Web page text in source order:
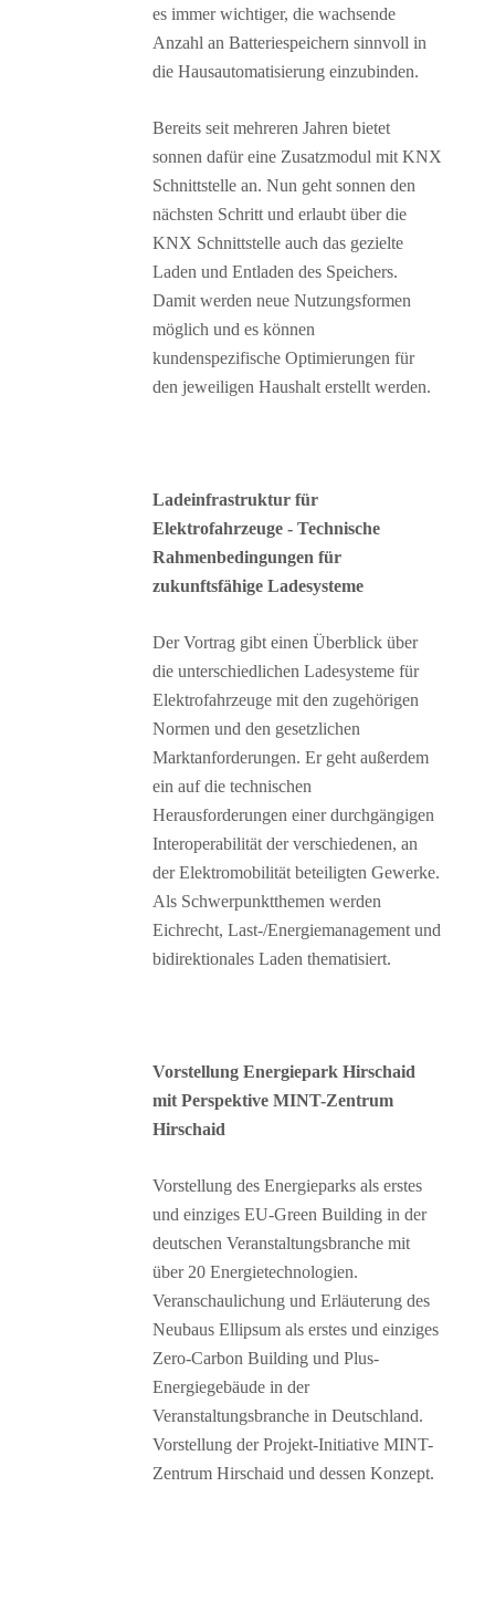
es immer wichtiger, die wachsende
Anzahl an Batteriespeichern sinnvoll in
die Hausautomatisierung einzubinden.
Bereits seit mehreren Jahren bietet
sonnen dafür eine Zusatzmodul mit KNX
Schnittstelle an. Nun geht sonnen den
nächsten Schritt und erlaubt über die
KNX Schnittstelle auch das gezielte
Laden und Entladen des Speichers.
Damit werden neue Nutzungsformen
möglich und es können
kundenspezifische Optimierungen für
den jeweiligen Haushalt erstellt werden.
Ladeinfrastruktur für
Elektrofahrzeuge - Technische
Rahmenbedingungen für
zukunftsfähige Ladesysteme
Der Vortrag gibt einen Überblick über
die unterschiedlichen Ladesysteme für
Elektrofahrzeuge mit den zugehörigen
Normen und den gesetzlichen
Marktanforderungen. Er geht außerdem
ein auf die technischen
Herausforderungen einer durchgängigen
Interoperabilität der verschiedenen, an
der Elektromobilität beteiligten Gewerke.
Als Schwerpunktthemen werden
Eichrecht, Last-/Energiemanagement und
bidirektionales Laden thematisiert.
Vorstellung Energiepark Hirschaid
mit Perspektive MINT-Zentrum
Hirschaid
Vorstellung des Energieparks als erstes
und einziges EU-Green Building in der
deutschen Veranstaltungsbranche mit
über 20 Energietechnologien.
Veranschaulichung und Erläuterung des
Neubaus Ellipsum als erstes und einziges
Zero-Carbon Building und Plus-
Energiegebäude in der
Veranstaltungsbranche in Deutschland.
Vorstellung der Projekt-Initiative MINT-
Zentrum Hirschaid und dessen Konzept.